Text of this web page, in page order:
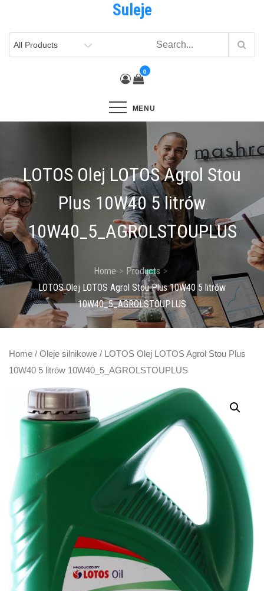
content
Suleje
0
MENU
LOTOS Olej LOTOS Agrol Stou
Plus 10W40 5 litrów
10W40_5_AGROLSTOUPLUS
Home
Products
LOTOS Olej LOTOS Agrol Stou Plus 10W40 5 litrów
10W40_5_AGROLSTOUPLUS
Home / Oleje silnikowe / LOTOS Olej LOTOS Agrol Stou Plus
10W40 5 litrów 10W40_5_AGROLSTOUPLUS